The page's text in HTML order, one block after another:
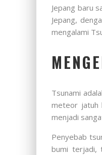
Jepang baru
Jepang,
mengalami
Tsunami
meteor jatuh
menjadi
Penyebab
bumi terjadi,